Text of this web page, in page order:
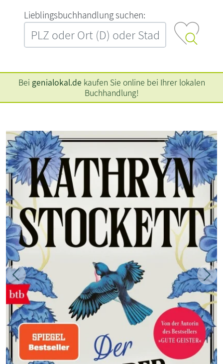
L‍i‍e‍b‍l‍i‍n‍g‍s‍b‍u‍c‍h‍h‍a‍n‍d‍l‍u‍n‍g‍ ‍s‍u‍c‍h‍e‍n‍:‍
Bei genialokal.de kaufen Sie online bei Ihrer lokalen
Buchhandlung!
Zurück